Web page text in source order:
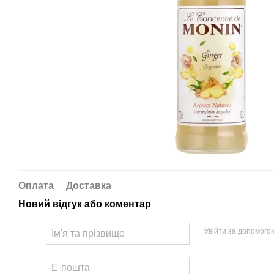
Оплата
Доставка
Новий відгук або коментар
Увійти за